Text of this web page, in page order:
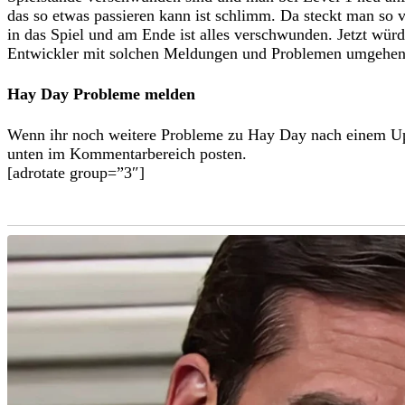
das so etwas passieren kann ist schlimm. Da steckt man
in das Spiel und am Ende ist alles verschwunden. Jetzt
Entwickler mit solchen Meldungen und Problemen
Hay Day Probleme melden
Wenn ihr noch weitere Probleme zu Hay Day nach einem
unten im Kommentarbereich posten.
[adrotate group=”3″]